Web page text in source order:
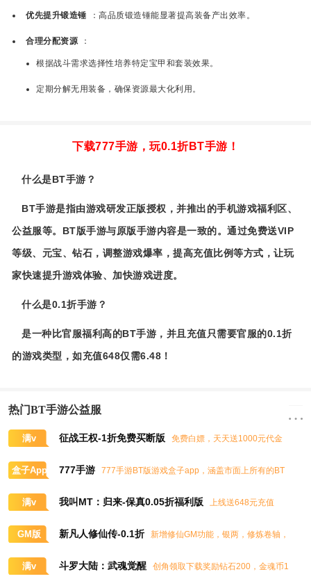
优先提升锻造锤 ：高品质锻造锤能显著提高装备产出效率。
合理分配资源 ：
根据战斗需求选择性培养特定宝甲和套装效果。
定期分解无用装备，确保资源最大化利用。
下载777手游，玩0.1折BT手游！
什么是BT手游？
BT手游是指由游戏研发正版授权，并推出的手机游戏福利区、
公益服等。BT版手游与原版手游内容是一致的。通过免费送VIP
等级、元宝、钻石，调整游戏爆率，提高充值比例等方式，让玩
家快速提升游戏体验、加快游戏进度。
什么是0.1折手游？
是一种比官服福利高的BT手游，并且充值只需要官服的0.1折
的游戏类型，如充值648仅需6.48！
热门BT手游公益服
满v 征战王权-1折免费买断版
免费白嫖，天天送1000元代金
盒子App 777手游
777手游BT版游戏盒子app，涵盖市面上所有的BT
满v 我叫MT：归来-保真0.05折福利版
上线送648元充值
GM版 新凡人修仙传-0.1折
新增修仙GM功能，银两，修炼卷轴，
满v 斗罗大陆：武魂觉醒
创角领取下载奖励钻石200，金魂币1